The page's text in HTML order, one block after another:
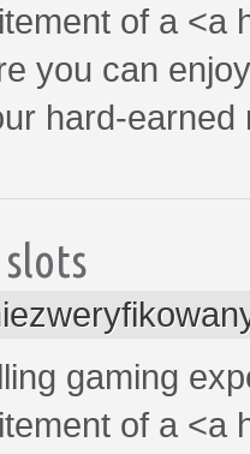
of a <a
you can
hard-earned
gaming
of a <a